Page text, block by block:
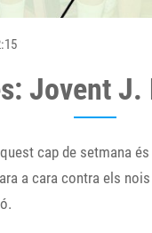
Jovent
cap de setmana
a cara contra els